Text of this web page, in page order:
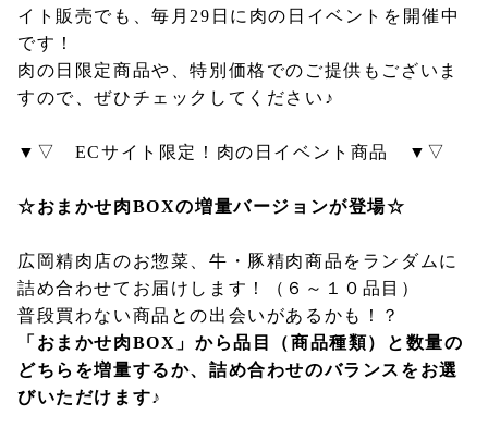
イト販売でも、毎月29日に肉の日イベントを開催中
です！
肉の日限定商品や、特別価格でのご提供もございま
すので、ぜひチェックしてください♪
▼▽ ECサイト限定！肉の日イベント商品 ▼▽
☆おまかせ肉BOXの増量バージョンが登場☆
広岡精肉店のお惣菜、牛・豚精肉商品をランダムに
詰め合わせてお届けします！（６～１０品目）
普段買わない商品との出会いがあるかも！？
「おまかせ肉BOX」から品目（商品種類）と数量の
どちらを増量するか、詰め合わせのバランスをお選
びいただけます♪